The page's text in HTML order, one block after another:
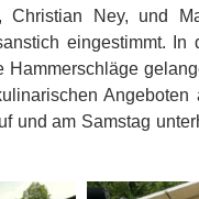
Christian Ney, und
eingestimmt. In
Angeboten
und am Samstag